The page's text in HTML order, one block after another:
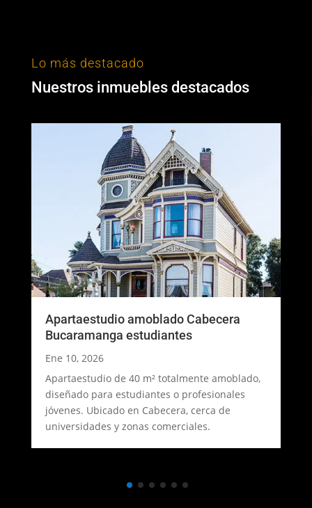
Lo más destacado
Nuestros inmuebles destacados
Apartaestudio amoblado Cabecera
Bucaramanga estudiantes
Ene 10, 2026
Apartaestudio de 40 m² totalmente amoblado,
diseñado para estudiantes o profesionales
jóvenes. Ubicado en Cabecera, cerca de
universidades y zonas comerciales.